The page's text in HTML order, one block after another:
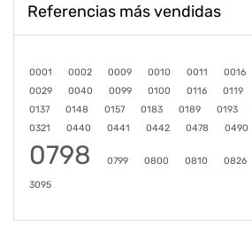
Referencias más vendidas
0001 0002 0009 0010 0011 0016
0029
0040 0099 0100 0116 0119
0137
0148 0157 0183 0189 0193
0321
0440 0441 0442 0478 0490
0798 0799 0800 0810 0826
3095